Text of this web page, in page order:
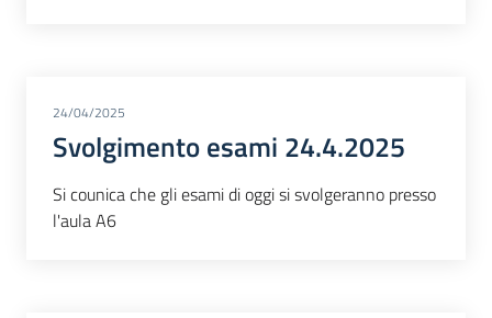
24/04/2025
Svolgimento esami 24.4.2025
Si counica che gli esami di oggi si svolgeranno presso
l'aula A6